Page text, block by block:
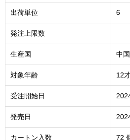
出荷単位 6
発注上限数
生産国 中国
対象年齢 12
受注開始日
発売日
カートン入数 72